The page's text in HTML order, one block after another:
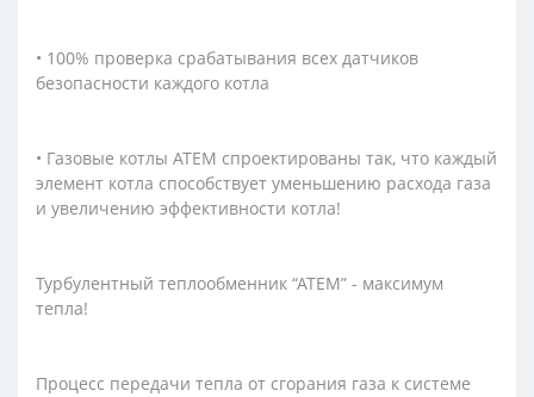
• 100% проверка срабатывания всех датчиков
безопасности каждого котла
• Газовые котлы АТЕМ спроектированы так, что каждый
элемент котла способствует уменьшению расхода газа
и увеличению эффективности котла!
Турбулентный теплообменник “АТЕМ” - максимум
тепла!
Процесс передачи тепла от сгорания газа к системе